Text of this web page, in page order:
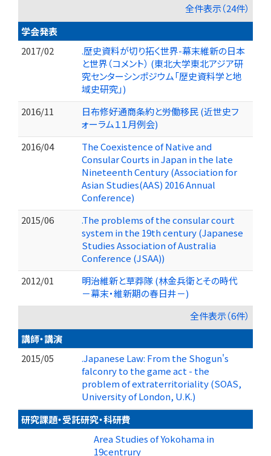
全件表示（24件）
学会発表
2017/02
.歴史資料が切り拓く世界-幕末維新の日本
と世界（コメント） (東北大学東北アジア研
究センターシンポジウム「歴史資料学と地
域史研究」)
2016/11
日布修好通商条約と労働移民 (近世史フ
ォーラム１１月例会)
2016/04
The Coexistence of Native and
Consular Courts in Japan in the late
Nineteenth Century (Association for
Asian Studies(AAS) 2016 Annual
Conference)
2015/06
.The problems of the consular court
system in the 19th century (Japanese
Studies Association of Australia
Conference (JSAA))
2012/01
明治維新と草莽隊 (林金兵衛とその時代
－幕末・維新期の春日井－)
全件表示（6件）
講師・講演
2015/05
.Japanese Law: From the Shogun's
falconry to the game act - the
problem of extraterritoriality (SOAS,
University of London, U.K.)
研究課題・受託研究・科研費
Area Studies of Yokohama in
19centrury